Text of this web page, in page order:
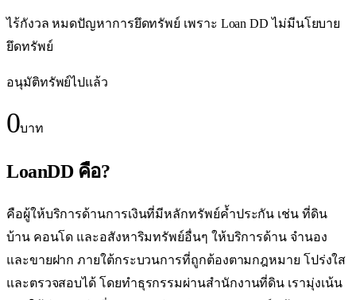
ไร้กังวล หมดปัญหาการยึดทรัพย์ เพราะ Loan DD ไม่มีนโยบาย
ยึดทรัพย์
อนุมัติทรัพย์ไปแล้ว
0บาท
LoanDD คือ?
คือผู้ให้บริการด้านการเงินที่มีหลักทรัพย์ค้ำประกัน เช่น ที่ดิน
บ้าน คอนโด และอสังหาริมทรัพย์อื่นๆ ให้บริการด้าน จำนอง
และขายฝาก ภายใต้กระบวนการที่ถูกต้องตามกฎหมาย โปร่งใส
และตรวจสอบได้ โดยทำธุรกรรมผ่านสำนักงานที่ดิน เรามุ่งเน้น